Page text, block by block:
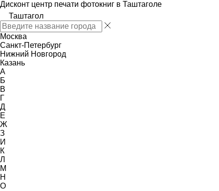
Дисконт центр печати фотокниг в Таштаголе
Таштагол
Москва
Санкт-Петербург
Нижний Новгород
Казань
А
Б
В
Г
Д
Е
Ж
З
И
К
Л
М
Н
О